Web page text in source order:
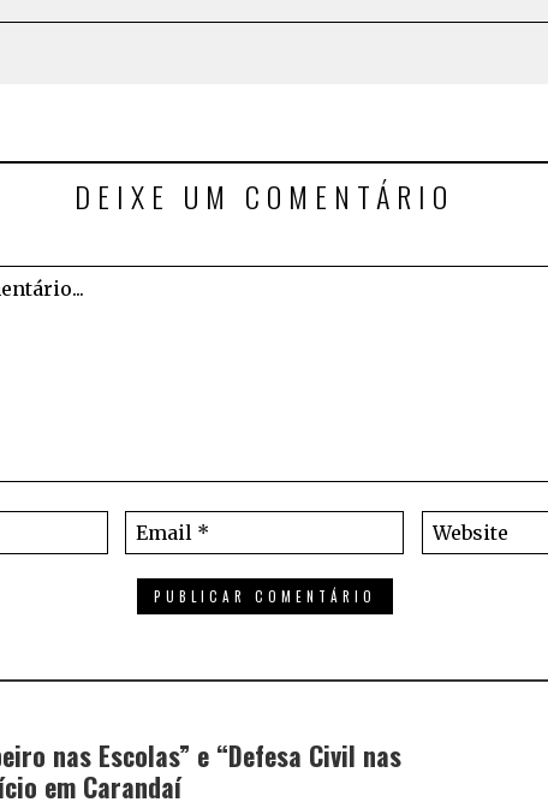
DEIXE UM COMENTÁRIO
nas Escolas” e “Defesa Civil nas
em Carandaí